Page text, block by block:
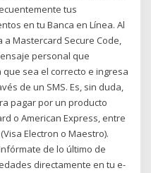
tus
en tu Banca en Línea. Al
Mastercard Secure Code,
personal que
sea el correcto e ingresa
de un SMS. Es, sin duda,
pagar por un producto
o American Express, entre
Electron o Maestro).
de lo último de
directamente en tu e-